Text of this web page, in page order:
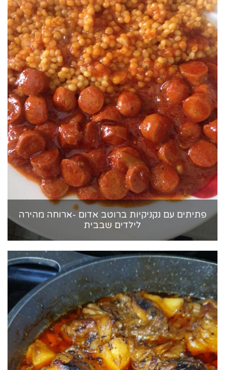
פתיתים עם נקניקיות ברוטב אדום -ארוחה מהירה
לילדים שבבית